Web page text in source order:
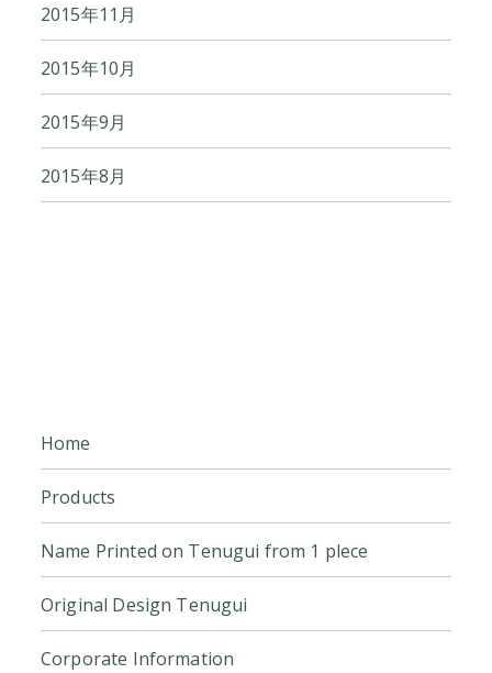
2015年11月
2015年10月
2015年9月
2015年8月
Home
Products
Name Printed on Tenugui from 1 plece
Original Design Tenugui
Corporate Information